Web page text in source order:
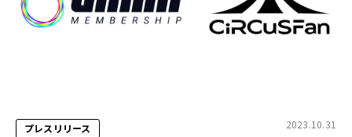
プレスリリース 2023.10.31